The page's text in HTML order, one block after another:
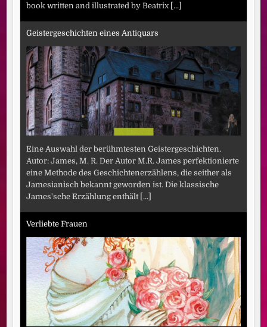
book written and illustrated by Beatrix [...]
Geistergeschichten eines Antiquars
Eine Auswahl der berühmtesten Geistergeschichten.
Autor: James, M. R. Der Autor M.R. James perfektionierte
eine Methode des Geschichtenerzählens, die seither als
Jamesianisch bekannt geworden ist. Die klassische
James'sche Erzählung enthält [...]
Verliebte Frauen